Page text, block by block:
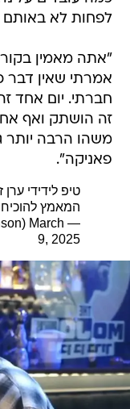
"אתה מאמין
חברתי. יום אחד
זה הושתק ואף
משהו הרבה יותר
פאניקה".
טיפ לידידי
המאמץ להוכיח
March
9, 2025